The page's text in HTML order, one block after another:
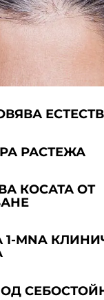
РАСТЕЖА
КОСАТА ОТ
MNA